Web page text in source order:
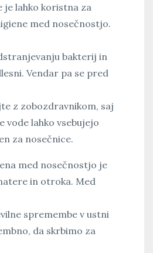
je lahko koristna za
med nosečnostjo.
bakterij in
Vendar pa se pred
z zobozdravnikom, saj
vode lahko vsebujejo
za nosečnice.
med nosečnostjo je
in otroka. Med
spremembe v ustni
da skrbimo za